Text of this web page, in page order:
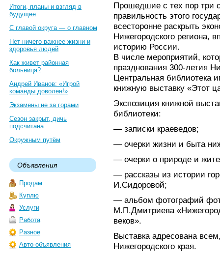
Итоги, планы и взгляд в
будущее
С главой округа — о главном
Нет ничего важнее жизни и
здоровья людей
Как живет районная
больница?
Андрей Иванов: «Игрой
команды доволен!»
Экзамены не за горами
Сезон закрыт, дичь
подсчитана
Окружным путём
Объявления
Продам
Куплю
Услуги
Работа
Разное
Авто-объявления
Прошедшие с тех пор три
правильность этого
всесторонне раскрыть
Нижегородского региона,
историю России.
В числе мероприятий,
празднования 300-летия
Центральная библиотека
книжную выставку «Этот
Экспозиция книжной
библиотеки:
— записки краеведов;
— очерки жизни и быта
— очерки о природе и
— рассказы из истории
И.Сидоровой;
— альбом фотографий
М.П.Дмитриева
веков».
Выставка адресована
Нижегородского края.